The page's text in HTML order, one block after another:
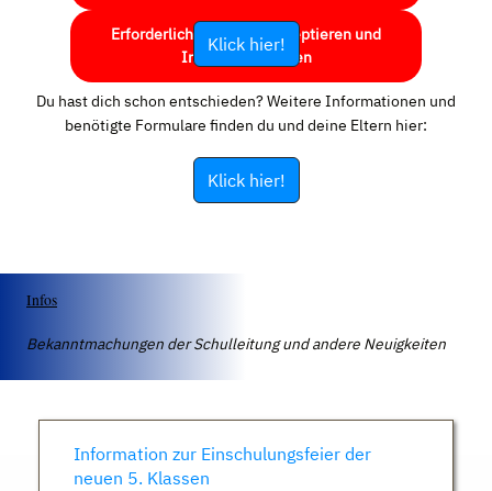
Erforderlichen Service akzeptieren und
Inhalte entsperren
Klick hier!
Du hast dich schon entschieden? Weitere Informationen und
benötigte Formulare finden du und deine Eltern hier:
Klick hier!
Infos
Bekanntmachungen der Schulleitung und andere Neuigkeiten
Information zur Einschulungsfeier der
neuen 5. Klassen